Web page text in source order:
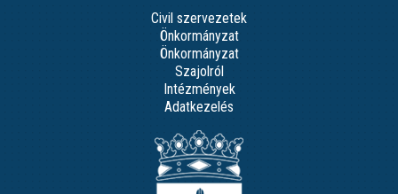
Civil szervezetek
Önkormányzat
Önkormányzat
Szajolról
Intézmények
Adatkezelés